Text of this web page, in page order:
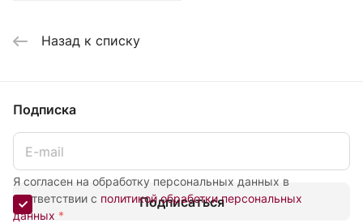
Назад к списку
Подписка
Я согласен на обработку персональных данных в
соответствии с политикой обработки персональных
данных *
Подписаться